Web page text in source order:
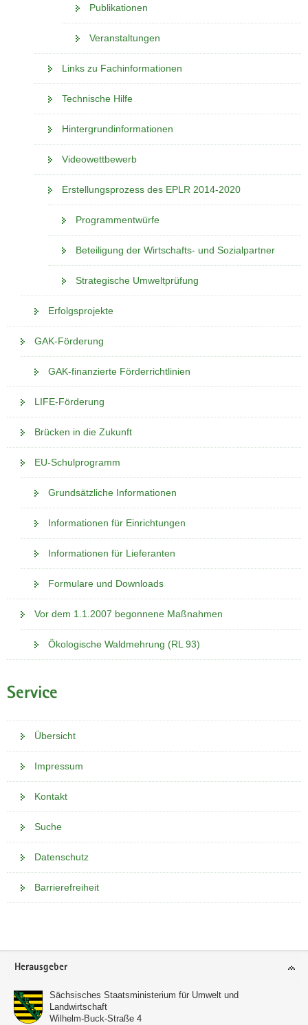
Publikationen
Veranstaltungen
Links zu Fachinformationen
Technische Hilfe
Hintergrundinformationen
Videowettbewerb
Erstellungsprozess des EPLR 2014-2020
Programmentwürfe
Beteiligung der Wirtschafts- und Sozialpartner
Strategische Umweltprüfung
Erfolgsprojekte
GAK-Förderung
GAK-finanzierte Förderrichtlinien
LIFE-Förderung
Brücken in die Zukunft
EU-Schulprogramm
Grundsätzliche Informationen
Informationen für Einrichtungen
Informationen für Lieferanten
Formulare und Downloads
Vor dem 1.1.2007 begonnene Maßnahmen
Ökologische Waldmehrung (RL 93)
Service
Übersicht
Impressum
Kontakt
Suche
Datenschutz
Barrierefreiheit
Footer-
Herausgeber
Sächsisches Staatsministerium für Umwelt und
Landwirtschaft
Wilhelm-Buck-Straße 4